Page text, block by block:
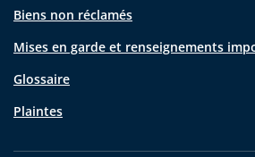
Biens non réclamés
Mises en garde et renseignements
Glossaire
Plaintes